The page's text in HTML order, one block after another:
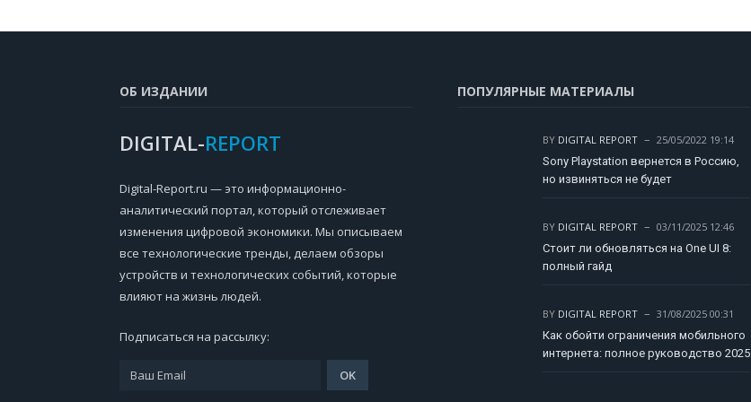
ОБ ИЗДАНИИ
DIGITAL-REPORT
Digital-Report.ru — это информационно-
аналитический портал, который отслеживает
изменения цифровой экономики. Мы описываем
все технологические тренды, делаем обзоры
устройств и технологических событий, которые
влияют на жизнь людей.
Подписаться на рассылку:
ПОПУЛЯРНЫЕ МАТЕРИАЛЫ
BY DIGITAL REPORT
25/05/2022 19:14
Sony Playstation вернется в Россию,
но извиняться не будет
BY DIGITAL REPORT
03/11/2025 12:46
Стоит ли обновляться на One UI 8:
полный гайд
BY DIGITAL REPORT
31/08/2025 00:31
Как обойти ограничения мобильного
интернета: полное руководство 2025